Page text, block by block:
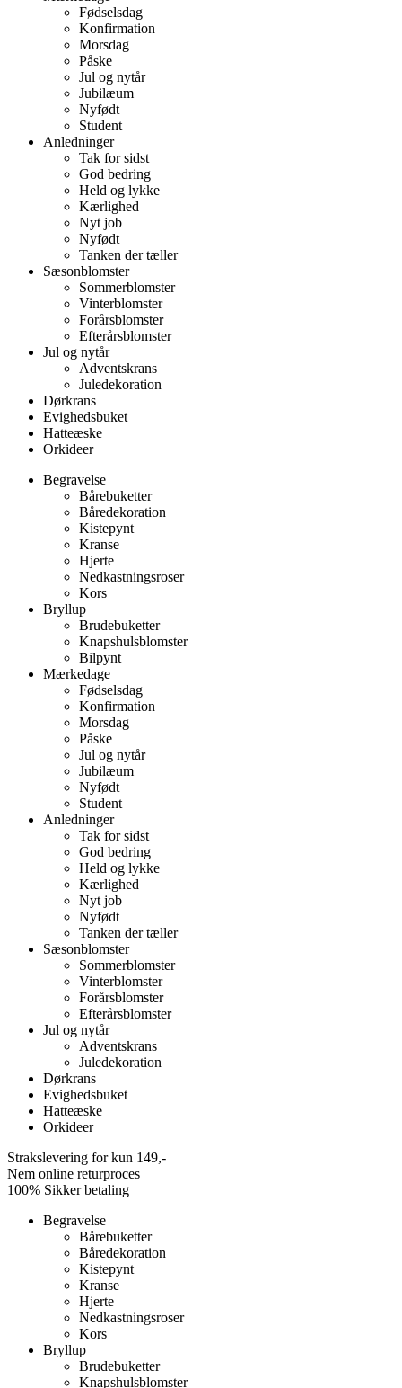
Fødselsdag
Konfirmation
Morsdag
Påske
Jul og nytår
Jubilæum
Nyfødt
Student
Anledninger
Tak for sidst
God bedring
Held og lykke
Kærlighed
Nyt job
Nyfødt
Tanken der tæller
Sæsonblomster
Sommerblomster
Vinterblomster
Forårsblomster
Efterårsblomster
Jul og nytår
Adventskrans
Juledekoration
Dørkrans
Evighedsbuket
Hatteæske
Orkideer
Begravelse
Bårebuketter
Båredekoration
Kistepynt
Kranse
Hjerte
Nedkastningsroser
Kors
Bryllup
Brudebuketter
Knapshulsblomster
Bilpynt
Mærkedage
Fødselsdag
Konfirmation
Morsdag
Påske
Jul og nytår
Jubilæum
Nyfødt
Student
Anledninger
Tak for sidst
God bedring
Held og lykke
Kærlighed
Nyt job
Nyfødt
Tanken der tæller
Sæsonblomster
Sommerblomster
Vinterblomster
Forårsblomster
Efterårsblomster
Jul og nytår
Adventskrans
Juledekoration
Dørkrans
Evighedsbuket
Hatteæske
Orkideer
Strakslevering for kun 149,-
Nem online returproces
100% Sikker betaling
Begravelse
Bårebuketter
Båredekoration
Kistepynt
Kranse
Hjerte
Nedkastningsroser
Kors
Bryllup
Brudebuketter
Knapshulsblomster